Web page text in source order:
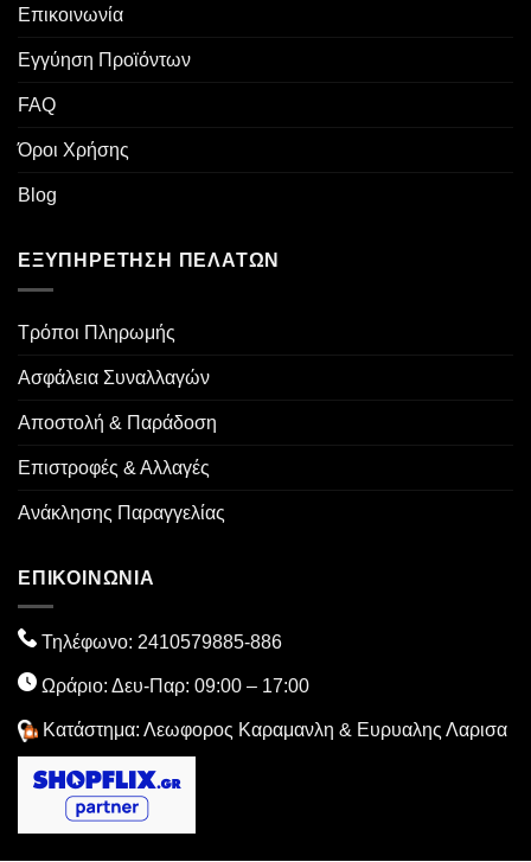
Επικοινωνία
Εγγύηση Προϊόντων
FAQ
Όροι Χρήσης
Blog
ΕΞΥΠΗΡΈΤΗΣΗ ΠΕΛΑΤΏΝ
Τρόποι Πληρωμής
Ασφάλεια Συναλλαγών
Αποστολή & Παράδοση
Επιστροφές & Αλλαγές
Ανάκλησης Παραγγελίας
ΕΠΙΚΟΙΝΩΝΙΑ
Τηλέφωνο: 2410579885-886
Ωράριο: Δευ-Παρ: 09:00 – 17:00
Κατάστημα: Λεωφορος Καραμανλη & Ευρυαλης Λαρισα